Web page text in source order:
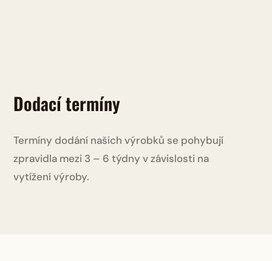
Dodací termíny
Termíny dodání našich výrobků se pohybují
zpravidla mezi 3 – 6 týdny v závislosti na
vytížení výroby.